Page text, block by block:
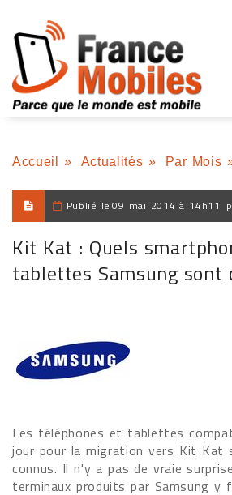
Accueil » Actualités » Par Mois
Publié le 09 mai 2014 à 14h11
Kit Kat : Quels
tablettes Samsung sont
Les téléphones et tablettes
jour pour la migration vers Kit Kat
connus. Il n'y a pas de vraie
terminaux produits par Samsung y